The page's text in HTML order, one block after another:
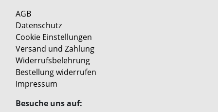
AGB
Datenschutz
Cookie Einstellungen
Versand und Zahlung
Widerrufsbelehrung
Bestellung widerrufen
Impressum
Besuche uns auf: